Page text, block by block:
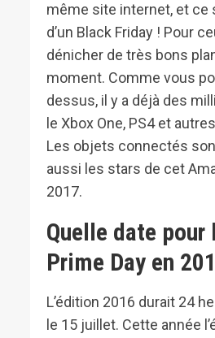
même site internet, et ce
d’un Black Friday ! Pour
dénicher de très bons
moment. Comme vous
dessus, il y a déjà des
le Xbox One, PS4 et
Les objets connectés
aussi les stars de cet
2017.
Quelle date pour
Prime Day en
L’édition 2016 durait 24
le 15 juillet. Cette année